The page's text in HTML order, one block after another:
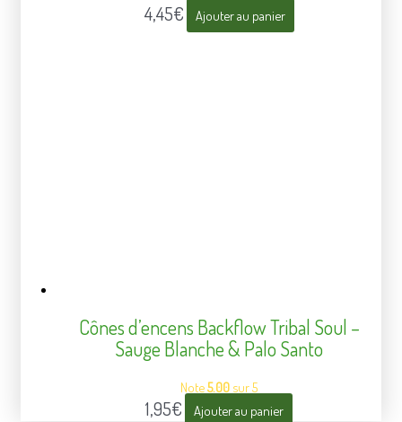
4,45€ Ajouter au panier
Cônes d’encens Backflow Tribal Soul –
Sauge Blanche & Palo Santo
Note5.00 sur 5
1,95€ Ajouter au panier